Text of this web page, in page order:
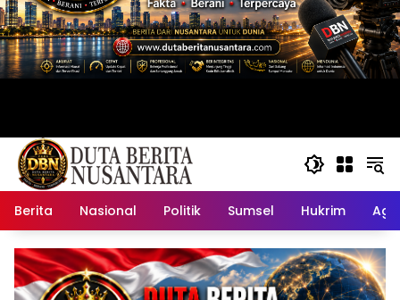
Berita Nasional Politik Sumsel Hukrim